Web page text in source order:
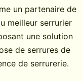
un partenaire de
meilleur serrurier
une solution
de serrures de
de serrurerie.